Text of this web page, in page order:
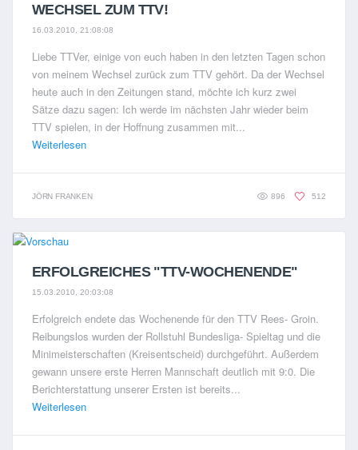
WECHSEL ZUM TTV!
16.03.2010, 21:08:08
Liebe TTVer, einige von euch haben in den letzten Tagen schon
von meinem Wechsel zurück zum TTV gehört. Da der Wechsel
heute auch in den Zeitungen stand, möchte ich kurz zwei
Sätze dazu sagen: Ich werde im nächsten Jahr wieder beim
TTV spielen, in der Hoffnung zusammen mit...
Weiterlesen
JÖRN FRANKEN 896 512
ERFOLGREICHES "TTV-WOCHENENDE"
15.03.2010, 20:03:08
Erfolgreich endete das Wochenende für den TTV Rees- Groin.
Reibungslos wurden der Rollstuhl Bundesliga- Spieltag und die
Minimeisterschaften (Kreisentscheid) durchgeführt. Außerdem
gewann unsere erste Herren Mannschaft deutlich mit 9:0. Die
Berichterstattung unserer Ersten ist bereits...
Weiterlesen